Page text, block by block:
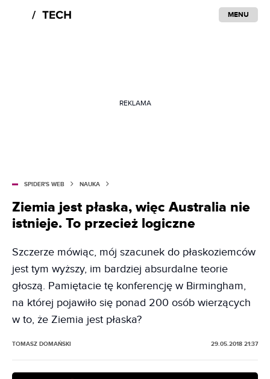
MENU
REKLAMA
SPIDER'S WEB NAUKA
Ziemia jest płaska, więc Australia nie
istnieje. To przecież logiczne
Szczerze mówiąc, mój szacunek do płaskoziemców
jest tym wyższy, im bardziej absurdalne teorie
głoszą. Pamiętacie tę konferencję w Birmingham,
na której pojawiło się ponad 200 osób wierzących
w to, że Ziemia jest płaska?
TOMASZ DOMAŃSKI 29.05.2018 21:37